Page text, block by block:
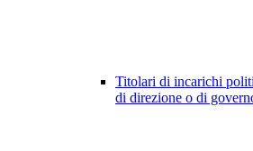
Titolari di incarichi
di direzione o di